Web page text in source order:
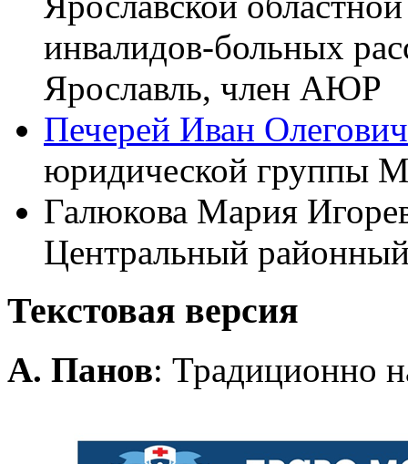
инвалидов-больных
Ярославль, член АЮР
Печерей Иван Олегович
юридической группы
Галюкова Мария
Центральный
Текстовая версия
А. Панов: Традиционно